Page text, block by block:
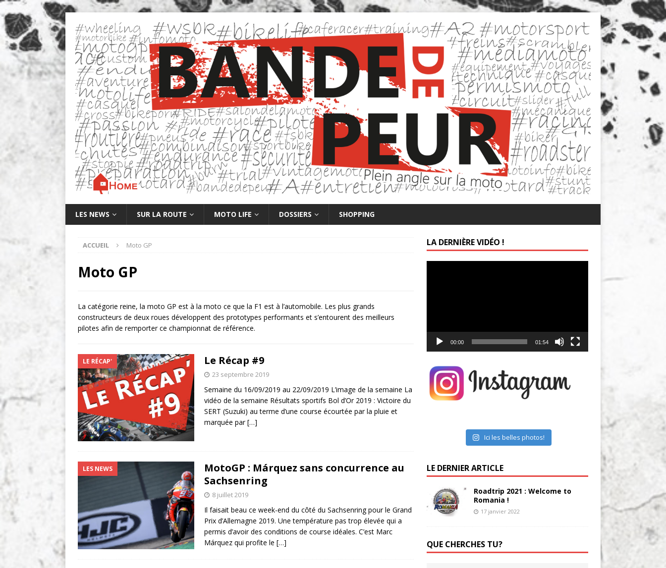
LES NEWS SUR LA ROUTE MOTO LIFE DOSSIERS SHOPPING
ACCUEIL Moto GP
Moto GP
La catégorie reine, la moto GP est à la moto ce que la F1 est à l’automobile. Les plus grands
constructeurs de deux roues développent des prototypes performants et s’entourent des meilleurs
pilotes afin de remporter ce championnat de référence.
LE RÉCAP' Le Récap #9
23 septembre 2019
Semaine du 16/09/2019 au 22/09/2019 L’image de la semaine La
vidéo de la semaine Résultats sportifs Bol d’Or 2019 : Victoire du
SERT (Suzuki) au terme d’une course écourtée par la pluie et
marquée par[…]
LES NEWS
MotoGP : Márquez sans concurrence au
Sachsenring
8 juillet 2019
Il faisait beau ce week-end du côté du Sachsenring pour le Grand
Prix d’Allemagne 2019. Une température pas trop élevée qui a
permis d’avoir des conditions de course idéales. C’est Marc
Márquez qui profite le […]
LA DERNIÈRE VIDÉO !
00:00 01:54
Ici les belles photos!
LE DERNIER ARTICLE
Roadtrip 2021 : Welcome to
Romania !
17 janvier 2022
QUE CHERCHES TU?